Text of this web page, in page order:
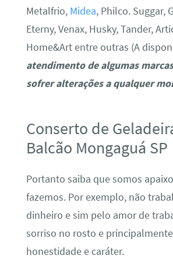
Metalfrio, Midea, Philco. Suggar,
Eterny, Venax, Husky, Tander,
Home&Art entre outras (A
atendimento de algumas
sofrer alterações a qualquer
Conserto de
Balcão Mongaguá SP
Portanto saiba que somos
fazemos. Por exemplo, não
dinheiro e sim pelo amor de
sorriso no rosto e
honestidade e caráter.